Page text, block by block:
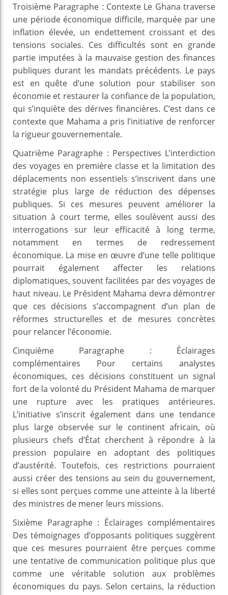
Troisième Paragraphe : Contexte Le Ghana traverse
une période économique difficile, marquée par une
inflation élevée, un endettement croissant et des
tensions sociales. Ces difficultés sont en grande
partie imputées à la mauvaise gestion des finances
publiques durant les mandats précédents. Le pays
est en quête d’une solution pour stabiliser son
économie et restaurer la confiance de la population,
qui s’inquiète des dérives financières. C’est dans ce
contexte que Mahama a pris l’initiative de renforcer
la rigueur gouvernementale.
Quatrième Paragraphe : Perspectives L’interdiction
des voyages en première classe et la limitation des
déplacements non essentiels s’inscrivent dans une
stratégie plus large de réduction des dépenses
publiques. Si ces mesures peuvent améliorer la
situation à court terme, elles soulèvent aussi des
interrogations sur leur efficacité à long terme,
notamment en termes de redressement
économique. La mise en œuvre d’une telle politique
pourrait également affecter les relations
diplomatiques, souvent facilitées par des voyages de
haut niveau. Le Président Mahama devra démontrer
que ces décisions s’accompagnent d’un plan de
réformes structurelles et de mesures concrètes
pour relancer l’économie.
Cinquième Paragraphe : Éclairages
complémentaires Pour certains analystes
économiques, ces décisions constituent un signal
fort de la volonté du Président Mahama de marquer
une rupture avec les pratiques antérieures.
L’initiative s’inscrit également dans une tendance
plus large observée sur le continent africain, où
plusieurs chefs d’État cherchent à répondre à la
pression populaire en adoptant des politiques
d’austérité. Toutefois, ces restrictions pourraient
aussi créer des tensions au sein du gouvernement,
si elles sont perçues comme une atteinte à la liberté
des ministres de mener leurs missions.
Sixième Paragraphe : Éclairages complémentaires
Des témoignages d’opposants politiques suggèrent
que ces mesures pourraient être perçues comme
une tentative de communication politique plus que
comme une véritable solution aux problèmes
économiques du pays. Selon certains, la réduction